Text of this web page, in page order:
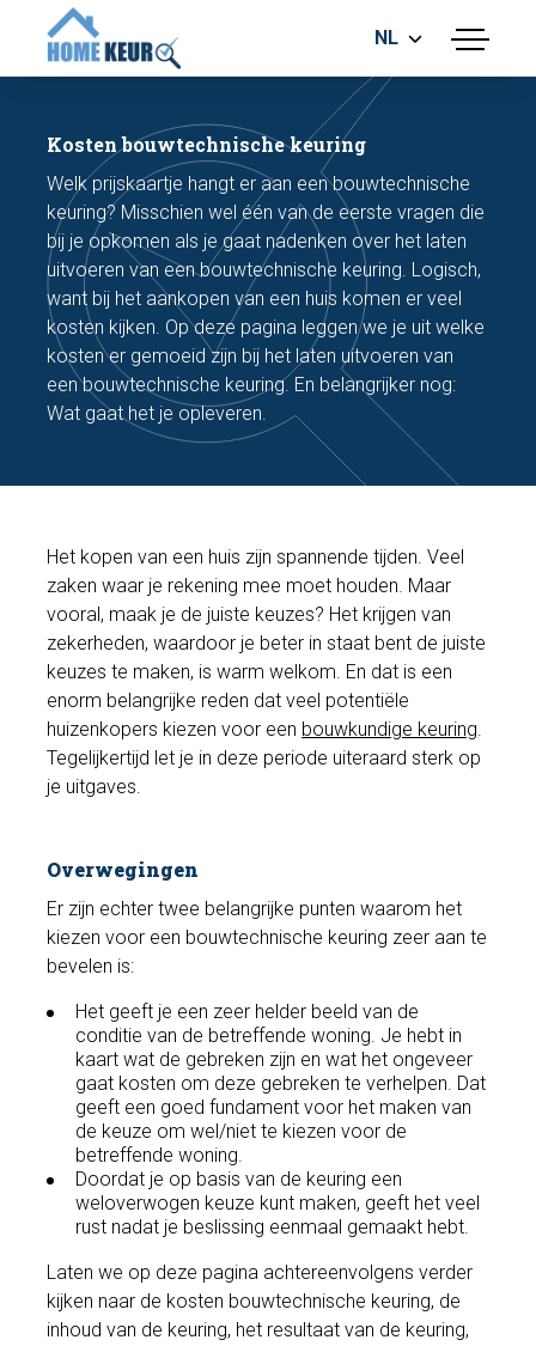
menu
BOUWKUNDIGE KEURING
ENERGIELABEL
MEETRAPPORT
FUNDERINGSRISICO ONDERZOEK
NL
Maak een afspraak
Kosten bouwtechnische keuring
Welk prijskaartje hangt er aan een bouwtechnische
keuring? Misschien wel één van de eerste vragen die
bij je opkomen als je gaat nadenken over het laten
uitvoeren van een bouwtechnische keuring. Logisch,
want bij het aankopen van een huis komen er veel
kosten kijken. Op deze pagina leggen we je uit welke
kosten er gemoeid zijn bij het laten uitvoeren van
een bouwtechnische keuring. En belangrijker nog:
Wat gaat het je opleveren.
Het kopen van een huis zijn spannende tijden. Veel
zaken waar je rekening mee moet houden. Maar
vooral, maak je de juiste keuzes? Het krijgen van
zekerheden, waardoor je beter in staat bent de juiste
keuzes te maken, is warm welkom. En dat is een
enorm belangrijke reden dat veel potentiële
huizenkopers kiezen voor een bouwkundige keuring.
Tegelijkertijd let je in deze periode uiteraard sterk op
je uitgaves.
Overwegingen
Er zijn echter twee belangrijke punten waarom het
kiezen voor een bouwtechnische keuring zeer aan te
bevelen is:
Het geeft je een zeer helder beeld van de
conditie van de betreffende woning. Je hebt in
kaart wat de gebreken zijn en wat het ongeveer
gaat kosten om deze gebreken te verhelpen. Dat
geeft een goed fundament voor het maken van
de keuze om wel/niet te kiezen voor de
betreffende woning.
Doordat je op basis van de keuring een
weloverwogen keuze kunt maken, geeft het veel
rust nadat je beslissing eenmaal gemaakt hebt.
Laten we op deze pagina achtereenvolgens verder
kijken naar de kosten bouwtechnische keuring, de
inhoud van de keuring, het resultaat van de keuring,